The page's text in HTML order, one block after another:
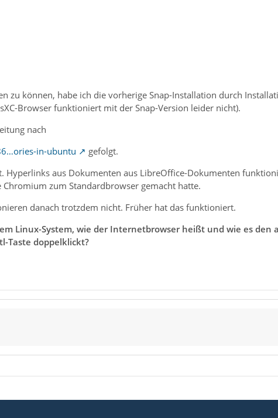
zu können, habe ich die vorherige Snap-Installation durch
Browser funktioniert mit der Snap-Version leider nicht).
nach
in-ubuntu
gefolgt.
aus Dokumenten aus LibreOffice-Dokumenten
zum Standardbrowser gemacht hatte.
danach trotzdem nicht. Früher hat das funktioniert.
Linux-System, wie der Internetbrowser heißt und wie es den
Taste doppelklickt?